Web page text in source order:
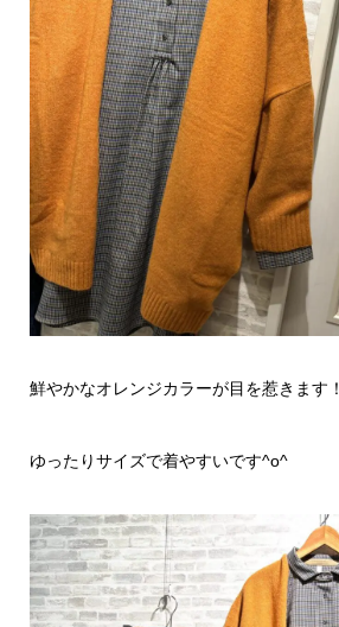
鮮やかなオレンジカラーが目を惹きます！
ゆったりサイズで着やすいです^o^